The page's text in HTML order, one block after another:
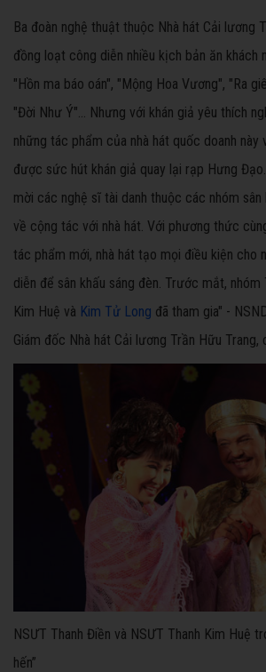
Ba đoàn nghệ thuật thuộc Nhà hát Cải lương
đồng loạt công diễn nhiều kịch bản ăn khách
"Hồn ma báo oán", "Mộng Hoa Vương", "Ra
"Đời Như Ý"... Nhưng với khán giả yêu thích
những tác phẩm của nhà hát quốc doanh này
được sức hút khán giả quay lại rạp Hưng
mời các nghệ sĩ tài danh thuộc các nhóm sân
về cộng tác với nhà hát. Với phương thức
tác phẩm mới, nhà hát tạo mọi điều kiện cho
diễn để sân khấu sáng đèn. Trước mắt, nhóm
Kim Huệ và Kim Tử Long đã tham gia" -
Giám đốc Nhà hát Cải lương Trần Hữu Trang,
NSƯT Thanh Điền và NSƯT Thanh Kim Huệ
hến”